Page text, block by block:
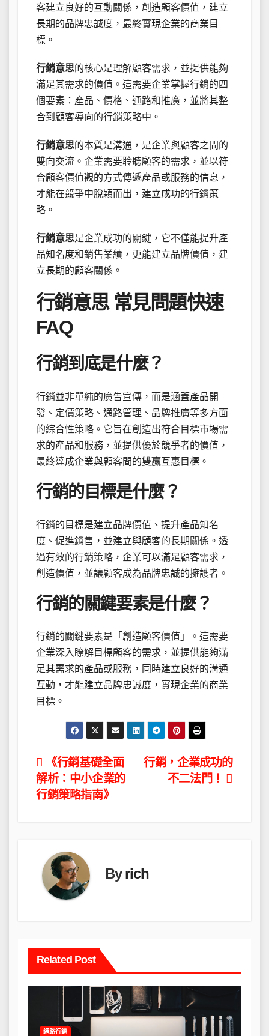
客建立良好的互動關係，創造顧客價值，建立
長期的品牌忠誠度，最終實現企業的商業目
標。
行銷意思的核心是理解顧客需求，並提供能夠
滿足其需求的價值。這需要企業掌握行銷的四
個要素：產品、價格、通路和推廣，並將其整
合到顧客導向的行銷策略中。
行銷意思的本質是溝通，是企業與顧客之間的
雙向交流。企業需要聆聽顧客的需求，並以符
合顧客價值觀的方式傳遞產品或服務的信息，
才能在競爭中脫穎而出，建立成功的行銷策
略。
行銷意思是企業成功的關鍵，它不僅能提升產
品知名度和銷售業績，更能建立品牌價值，建
立長期的顧客關係。
行銷意思 常見問題快速
FAQ
行銷到底是什麼？
行銷並非單純的廣告宣傳，而是涵蓋產品開
發、定價策略、通路管理、品牌推廣等多方面
的綜合性策略。它旨在創造出符合目標市場需
求的產品和服務，並提供優於競爭者的價值，
最終達成企業與顧客間的雙贏互惠目標。
行銷的目標是什麼？
行銷的目標是建立品牌價值、提升產品知名
度、促進銷售，並建立與顧客的長期關係。透
過有效的行銷策略，企業可以滿足顧客需求，
創造價值，並讓顧客成為品牌忠誠的擁護者。
行銷的關鍵要素是什麼？
行銷的關鍵要素是「創造顧客價值」。這需要
企業深入瞭解目標顧客的需求，並提供能夠滿
足其需求的產品或服務，同時建立良好的溝通
互動，才能建立品牌忠誠度，實現企業的商業
目標。
文
章
導
行銷，企業成功的
不二法門！
《行銷基礎全面
解析：中小企業的
行銷策略指南》
Byrich
Related Post
網路行銷